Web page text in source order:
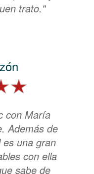
trato."
con María
Además de
una gran
con ella
sabe de